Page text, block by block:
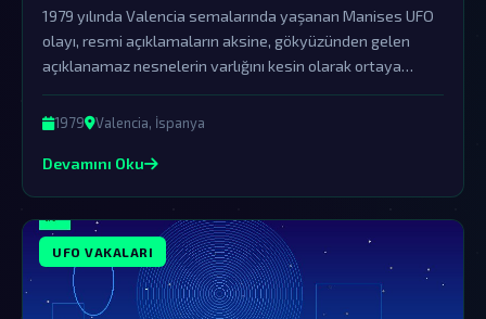
1979 yılında Valencia semalarında yaşanan Manises UFO
olayı, resmi açıklamaların aksine, gökyüzünden gelen
açıklanamaz nesnelerin varlığını kesin olarak ortaya
koyuyor. Hükümetlerin kapsamlı örtbas çabalarına
rağmen, olaya dair kalan deliller dünya dışı varlıkların bizi
1979 Valencia, İspanya
Devamını Oku
UFO VAKALARI